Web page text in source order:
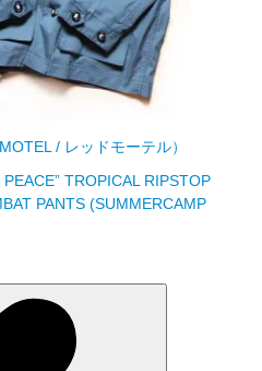
/ レッドモーテル）
TROPICAL RIPSTOP
PANTS (SUMMERCAMP